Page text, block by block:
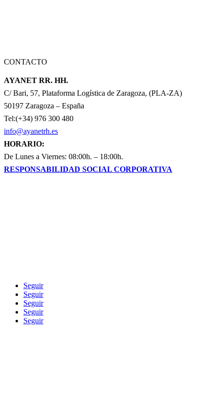
CONTACTO
AYANET RR. HH.
C/ Bari, 57, Plataforma Logística de Zaragoza, (PLA-ZA)
50197 Zaragoza – España
Tel:(+34) 976 300 480
info@ayanetrh.es
HORARIO:
De Lunes a Viernes: 08:00h. – 18:00h.
RESPONSABILIDAD SOCIAL CORPORATIVA
Seguir
Seguir
Seguir
Seguir
Seguir